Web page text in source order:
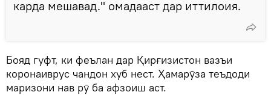
карда мешавад." омадааст дар иттилоия.
Бояд гуфт, ки феълан дар Қирғизистон вазъи
коронаиврус чандон хуб нест. Ҳамарӯза теъдоди
маризони нав рӯ ба афзоиш аст.